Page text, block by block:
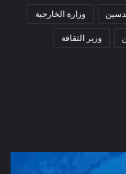
وزارة الخارجية
وزير الثقافة